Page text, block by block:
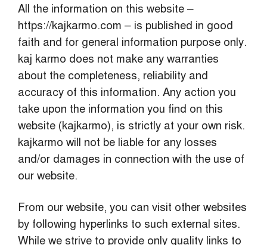
All the information on this website –
https://kajkarmo.com – is published in good
faith and for general information purpose only.
kaj karmo does not make any warranties
about the completeness, reliability and
accuracy of this information. Any action you
take upon the information you find on this
website (kajkarmo), is strictly at your own risk.
kajkarmo will not be liable for any losses
and/or damages in connection with the use of
our website.
From our website, you can visit other websites
by following hyperlinks to such external sites.
While we strive to provide only quality links to